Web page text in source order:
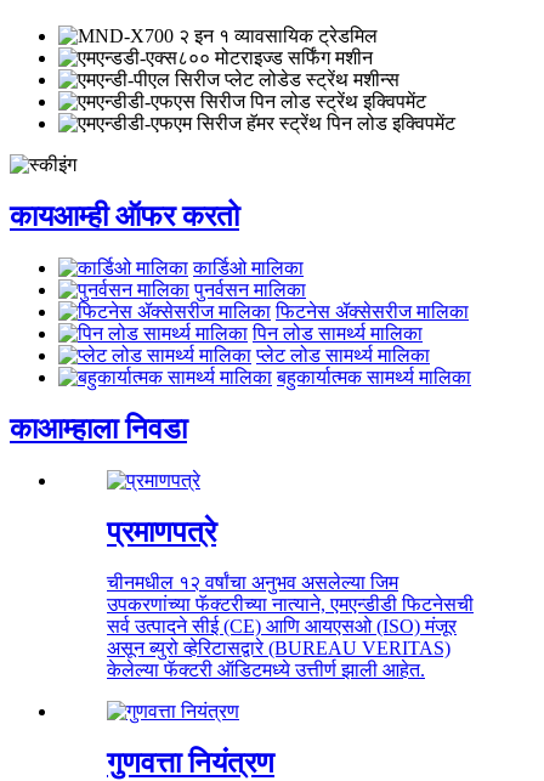
कायआम्ही ऑफर करतो
कार्डिओ मालिका
पुनर्वसन मालिका
फिटनेस ॲक्सेसरीज मालिका
पिन लोड सामर्थ्य मालिका
प्लेट लोड सामर्थ्य मालिका
बहुकार्यात्मक सामर्थ्य मालिका
काआम्हाला निवडा
प्रमाणपत्रे
चीनमधील १२ वर्षांचा अनुभव असलेल्या जिम
उपकरणांच्या फॅक्टरीच्या नात्याने, एमएन्डीडी फिटनेसची
सर्व उत्पादने सीई (CE) आणि आयएसओ (ISO) मंजूर
असून ब्युरो व्हेरिटासद्वारे (BUREAU VERITAS)
केलेल्या फॅक्टरी ऑडिटमध्ये उत्तीर्ण झाली आहेत.
गुणवत्ता नियंत्रण